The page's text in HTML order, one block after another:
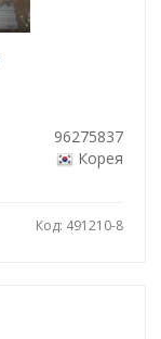
96275837
Корея
Код: 491210-8